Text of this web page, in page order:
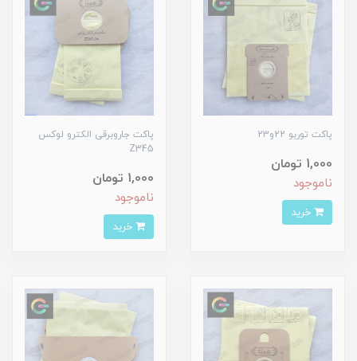
پاکت توربو 22و23
1,000 تومان
ناموجود
پاکت جاروبرقی الکترو لوکس
Z345
1,000 تومان
ناموجود